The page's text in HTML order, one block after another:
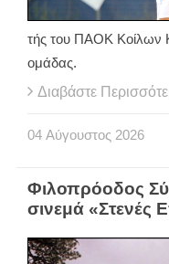
τής του ΠΑΟΚ Κοίλων
ομάδας.
Διαβάστε
04 Αύγουστος 2026
Φιλοπρόοδος
σινεμά «Στενές